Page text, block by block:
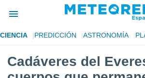
de
CIENCIA PREDICCIÓN ASTRONOMÍA
Cadáveres del